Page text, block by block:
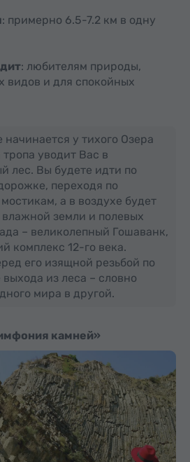
: примерно 6.5-7.2 км в одну
: любителям природы,
видов и для спокойных
начинается у тихого Озера
уводит Вас в
лес. Вы будете идти по
переходя по
а в воздухе будет
влажной земли и полевых
– великолепный Гошаванк,
комплекс 12-го века.
его изящной резьбой по
из леса – словно
мира в другой.
камней»